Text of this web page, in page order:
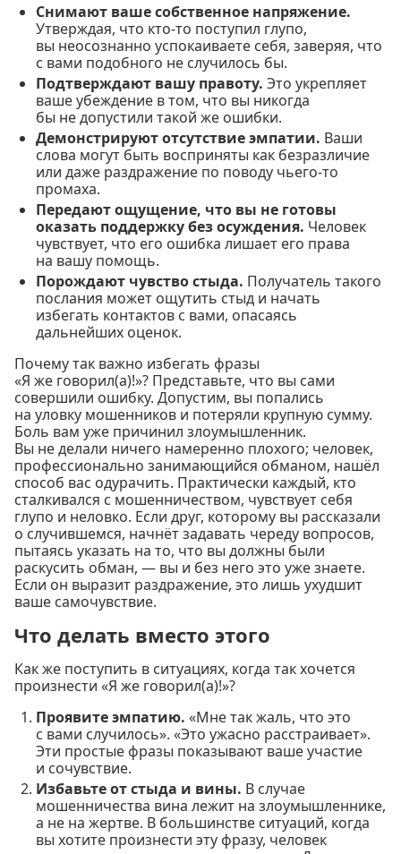
Снимают ваше собственное напряжение.
Утверждая, что кто-то поступил глупо,
вы неосознанно успокаиваете себя, заверяя, что
с вами подобного не случилось бы.
Подтверждают вашу правоту. Это укрепляет
ваше убеждение в том, что вы никогда
бы не допустили такой же ошибки.
Демонстрируют отсутствие эмпатии. Ваши
слова могут быть восприняты как безразличие
или даже раздражение по поводу чьего-то
промаха.
Передают ощущение, что вы не готовы
оказать поддержку без осуждения. Человек
чувствует, что его ошибка лишает его права
на вашу помощь.
Порождают чувство стыда. Получатель такого
послания может ощутить стыд и начать
избегать контактов с вами, опасаясь
дальнейших оценок.
Почему так важно избегать фразы
«Я же говорил(а)!»? Представьте, что вы сами
совершили ошибку. Допустим, вы попались
на уловку мошенников и потеряли крупную сумму.
Боль вам уже причинил злоумышленник.
Вы не делали ничего намеренно плохого; человек,
профессионально занимающийся обманом, нашёл
способ вас одурачить. Практически каждый, кто
сталкивался с мошенничеством, чувствует себя
глупо и неловко. Если друг, которому вы рассказали
о случившемся, начнёт задавать череду вопросов,
пытаясь указать на то, что вы должны были
раскусить обман, — вы и без него это уже знаете.
Если он выразит раздражение, это лишь ухудшит
ваше самочувствие.
Что делать вместо этого
Как же поступить в ситуациях, когда так хочется
произнести «Я же говорил(а)!»?
Проявите эмпатию. «Мне так жаль, что это
с вами случилось». «Это ужасно расстраивает».
Эти простые фразы показывают ваше участие
и сочувствие.
Избавьте от стыда и вины. В случае
мошенничества вина лежит на злоумышленнике,
а не на жертве. В большинстве ситуаций, когда
вы хотите произнести эту фразу, человек